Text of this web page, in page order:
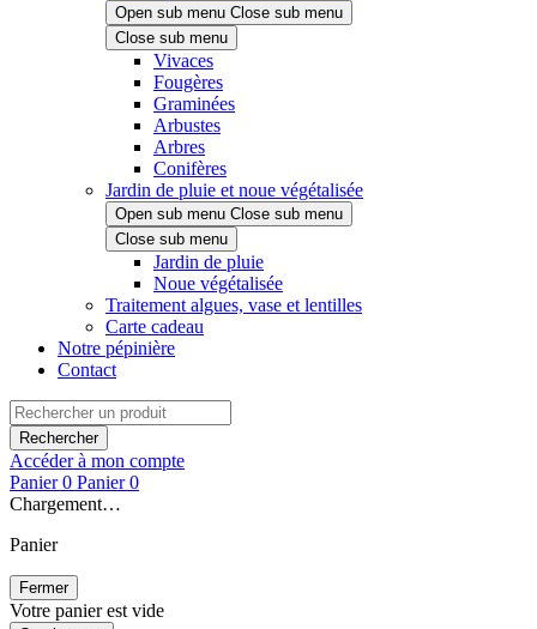
Open sub menu Close sub menu
Close sub menu
Vivaces
Fougères
Graminées
Arbustes
Arbres
Conifères
Jardin de pluie et noue végétalisée
Open sub menu Close sub menu
Close sub menu
Jardin de pluie
Noue végétalisée
Traitement algues, vase et lentilles
Carte cadeau
Notre pépinière
Contact
Rechercher
Accéder à mon compte
Panier 0 Panier 0
Chargement…
Panier
Fermer
Votre panier est vide